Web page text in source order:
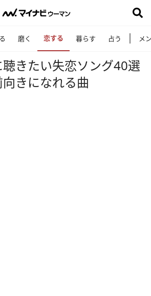
磨く 恋する 暮らす 占う メ
きたい失恋ソング40選
向きになれる曲